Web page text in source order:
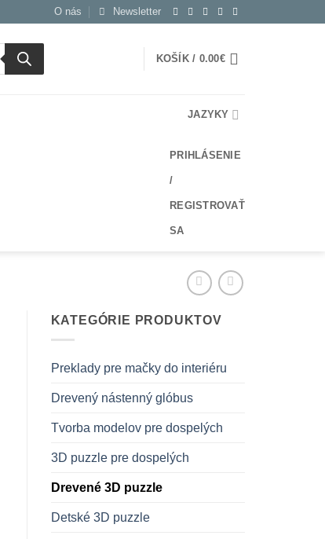
O nás Newsletter
KOŠÍK / 0.00€
JAZYKY
PRIHLÁSENIE
/
REGISTROVAŤ
SA
KATEGÓRIE PRODUKTOV
Preklady pre mačky do interiéru
Drevený nástenný glóbus
Tvorba modelov pre dospelých
3D puzzle pre dospelých
Drevené 3D puzzle
Detské 3D puzzle